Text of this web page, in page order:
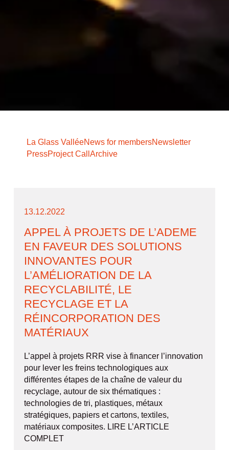
La Glass ValléeNews for membersNewsletter
PressProject CallArchive
13.12.2022
APPEL À PROJETS DE L’ADEME
EN FAVEUR DES SOLUTIONS
INNOVANTES POUR
L’AMÉLIORATION DE LA
RECYCLABILITÉ, LE
RECYCLAGE ET LA
RÉINCORPORATION DES
MATÉRIAUX
L’appel à projets RRR vise à financer l’innovation
pour lever les freins technologiques aux
différentes étapes de la chaîne de valeur du
recyclage, autour de six thématiques :
technologies de tri, plastiques, métaux
stratégiques, papiers et cartons, textiles,
matériaux composites. LIRE L’ARTICLE
COMPLET